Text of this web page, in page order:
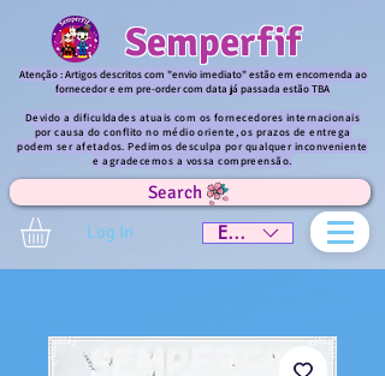
Semperfif
Atenção : Artigos descritos com "envio imediato" estão em encomenda ao
fornecedor e em pre-order com data já passada estão TBA
Devido a dificuldades atuais com os fornecedores internacionais
por causa do conflito no médio oriente, os prazos de entrega
podem ser afetados. Pedimos desculpa por qualquer inconveniente
e agradecemos a vossa compreensão.
Search
Log In
EUR (€)